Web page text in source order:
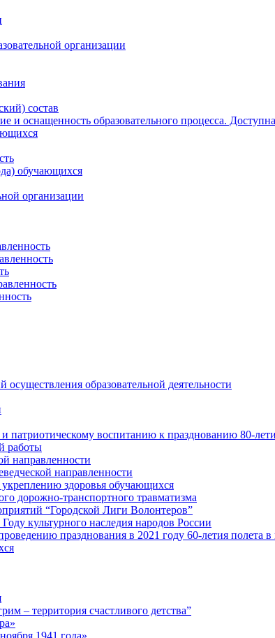
организации
состав
и оснащенность образовательного процесса.
обучающихся
организации
осуществления образовательной деятельности
патриотическому воспитанию к празднованию 80-
работы
направленности
направленности
здоровья обучающихся
дорожно-транспортного травматизма
“Городской Лиги Волонтеров”
культурного наследия народов России
празднования в 2021 году 60-летия полета
– территория счастливого детства”
1941 года»